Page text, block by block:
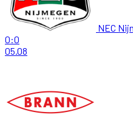
NEC
0:0
05.08